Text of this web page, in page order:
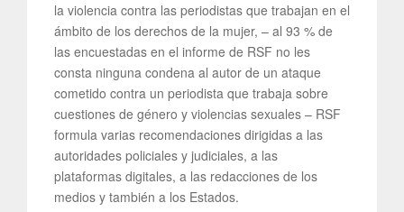
la violencia contra las periodistas que trabajan en el
ámbito de los derechos de la mujer, – al 93 % de
las encuestadas en el informe de RSF no les
consta ninguna condena al autor de un ataque
cometido contra un periodista que trabaja sobre
cuestiones de género y violencias sexuales – RSF
formula varias recomendaciones dirigidas a las
autoridades policiales y judiciales, a las
plataformas digitales, a las redacciones de los
medios y también a los Estados.